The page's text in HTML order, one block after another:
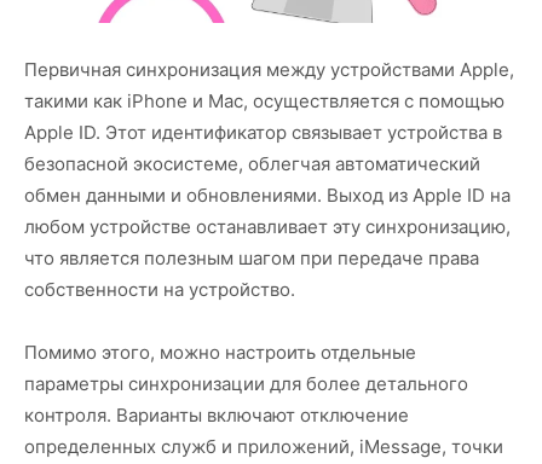
Первичная синхронизация между устройствами Apple,
такими как iPhone и Mac, осуществляется с помощью
Apple ID. Этот идентификатор связывает устройства в
безопасной экосистеме, облегчая автоматический
обмен данными и обновлениями. Выход из Apple ID на
любом устройстве останавливает эту синхронизацию,
что является полезным шагом при передаче права
собственности на устройство.
Помимо этого, можно настроить отдельные
параметры синхронизации для более детального
контроля. Варианты включают отключение
определенных служб и приложений, iMessage, точки